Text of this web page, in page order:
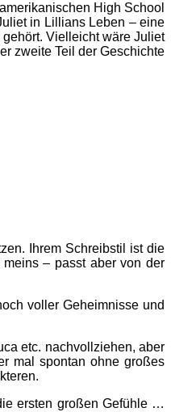
High School
in Lillians Leben – eine
Vielleicht wäre Juliet
zweite Teil der Geschichte
Ihrem Schreibstil ist die
– passt aber von der
voller Geheimnisse und
etc. nachvollziehen, aber
mal spontan ohne großes
ersten großen Gefühle …